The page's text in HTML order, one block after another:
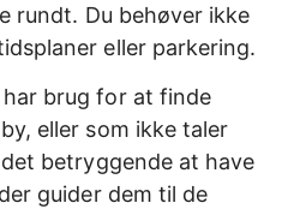
rundt. Du behøver ikke
eller parkering.
brug for at finde
eller som ikke taler
betryggende at have
guider dem til de